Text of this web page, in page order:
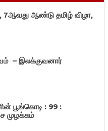
7ஆவது ஆண்டு தமிழ் விழா,
– இலக்குவனார்
பூங்கொடி : 99 :
முழக்கம்